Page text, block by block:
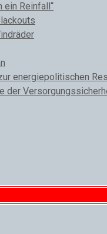
ein Reinfall“
energiepolitischen
der